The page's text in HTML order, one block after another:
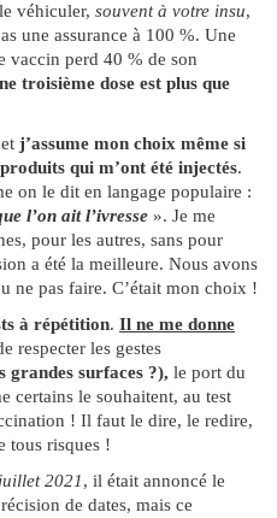
véhiculer, souvent à votre insu,
une assurance à 100 %. Une
vaccin perd 40 % de son
troisième dose est plus que
j’assume mon choix même si
qui m’ont été injectés.
on le dit en langage populaire :
l’on ait l’ivresse ». Je me
pour les autres, sans pour
a été la meilleure. Nous avons
ne pas faire. C’était mon choix !
à répétition. Il ne me donne
respecter les gestes
grandes surfaces ?), le port du
certains le souhaitent, au test
! Il faut le dire, le redire,
tous risques !
2021, il était annoncé le
de dates, mais ce